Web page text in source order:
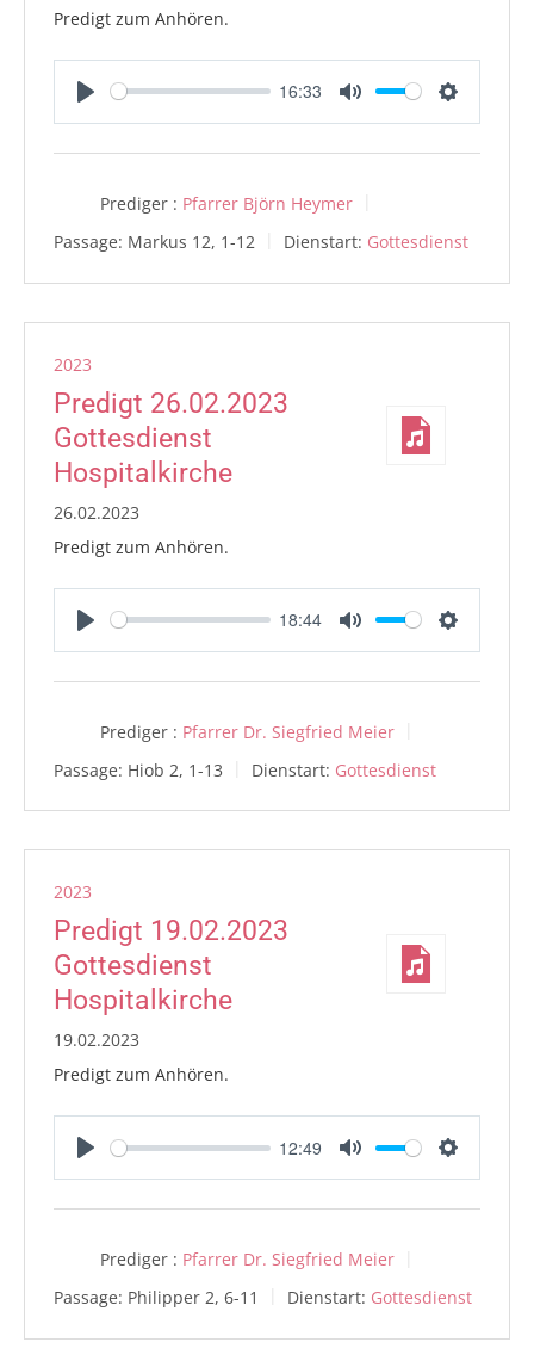
Predigt zum Anhören.
Play
16:33
Mute Settings
Prediger : Pfarrer Björn Heymer
Passage: Markus 12, 1-12 Dienstart: Gottesdienst
2023
Predigt 26.02.2023
Gottesdienst
Hospitalkirche
26.02.2023
Predigt zum Anhören.
Play
18:44
Mute Settings
Prediger : Pfarrer Dr. Siegfried Meier
Passage: Hiob 2, 1-13 Dienstart: Gottesdienst
2023
Predigt 19.02.2023
Gottesdienst
Hospitalkirche
19.02.2023
Predigt zum Anhören.
Play
12:49
Mute Settings
Prediger : Pfarrer Dr. Siegfried Meier
Passage: Philipper 2, 6-11 Dienstart: Gottesdienst